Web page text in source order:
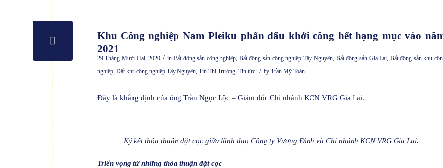
Khu Công nghiệp Nam Pleiku phấn đấu khởi công hết hạng mục vào
2021
29 Tháng Mười Hai, 2020 / inBất động sản công nghiệp, Bất động sản công nghiệp Tây Nguyên, Bất động sản Gia Lai,Bất đông sản khu
nghiệp, Đất khu công nghiệp Tây Nguyên, Tin Thị Trường, Tin tức / by Trần Mỹ Toàn
Đây là khẳng định của ông Trần Ngọc Lộc – Giám đốc Chi nhánh KCN VRG Gia Lai.
Ký kết thỏa thuận đặt cọc giữa lãnh đạo Công ty Vương Đình và Chi nhánh KCN VRG Gia Lai.
Triển vọng từ những thỏa thuận đặt cọc